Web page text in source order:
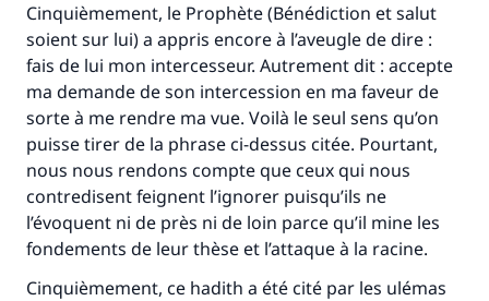
Cinquièmement, le Prophète (Bénédiction et salut
soient sur lui) a appris encore à l’aveugle de dire :
fais de lui mon intercesseur. Autrement dit : accepte
ma demande de son intercession en ma faveur de
sorte à me rendre ma vue. Voilà le seul sens qu’on
puisse tirer de la phrase ci-dessus citée. Pourtant,
nous nous rendons compte que ceux qui nous
contredisent feignent l’ignorer puisqu’ils ne
l’évoquent ni de près ni de loin parce qu’il mine les
fondements de leur thèse et l’attaque à la racine.
Cinquièmement, ce hadith a été cité par les ulémas